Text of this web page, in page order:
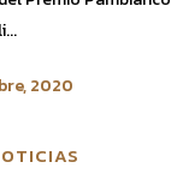
2020